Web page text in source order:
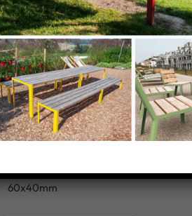
Coude vertical
tube a gorge
60x40mm
60x40mm